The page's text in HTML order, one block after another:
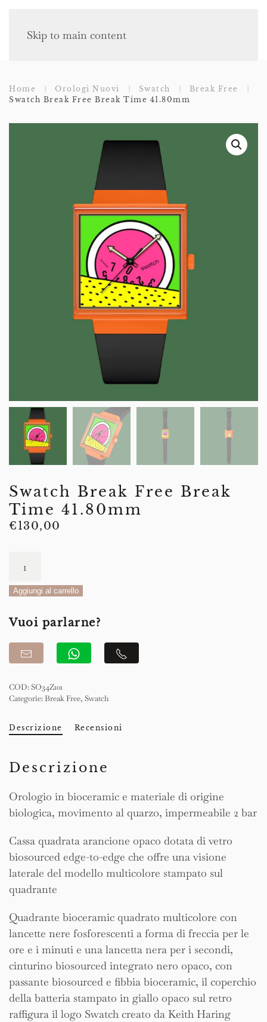
Skip to main content
Home Orologi Nuovi Swatch
Break Free
Swatch Break Free Break Time 41.80mm
Swatch Break Free Break
Time 41.80mm
€130,00
Break
Free
Time
41.80mm
quantità
Aggiungi al carrello
Vuoi parlarne?
COD:SO34Z101
Categorie:Break Free, Swatch
Descrizione Recensioni
Descrizione
Orologio in bioceramic e materiale di origine
biologica, movimento al quarzo, impermeabile 2 bar
Cassa quadrata arancione opaco dotata di vetro
biosourced edge-to-edge che offre una visione
laterale del modello multicolore stampato sul
quadrante
Quadrante bioceramic quadrato multicolore con
lancette nere fosforescenti a forma di freccia per le
ore e i minuti e una lancetta nera per i secondi,
cinturino biosourced integrato nero opaco, con
passante biosourced e fibbia bioceramic, il coperchio
della batteria stampato in giallo opaco sul retro
raffigura il logo Swatch creato da Keith Haring